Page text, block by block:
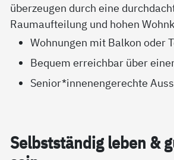
überzeugen durch eine
Raumaufteilung und hohen
Wohnungen mit Balkon oder
Bequem erreichbar über
Senior*innenengerechte
Selbst­stän­dig le­ben &